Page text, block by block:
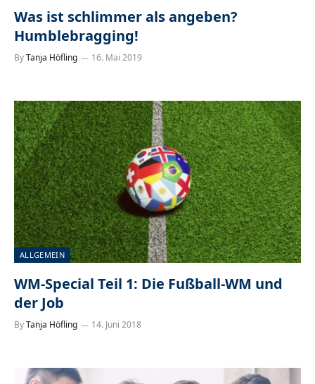
Was ist schlimmer als angeben?
Humblebragging!
ByTanja Höfling 16. Mai 2019
ALLGEMEIN
WM-Special Teil 1: Die Fußball-WM und
der Job
ByTanja Höfling 14. Juni 2018